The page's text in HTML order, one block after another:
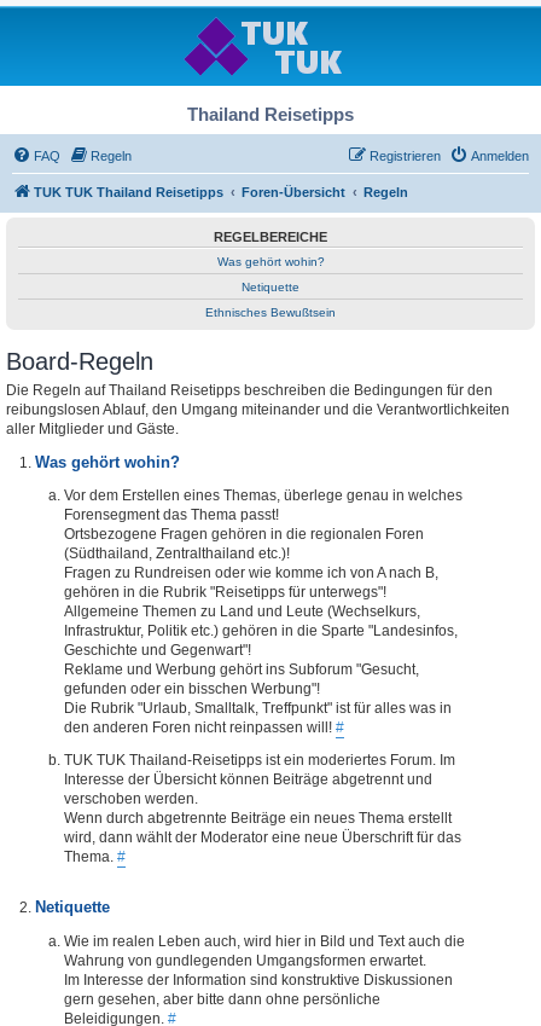
Thailand Reisetipps
FAQ Regeln Anmelden
Registrieren
TUK TUK Thailand Reisetipps Foren-Übersicht Regeln
REGELBEREICHE
Was gehört wohin?
Netiquette
Ethnisches Bewußtsein
Board-Regeln
Die Regeln auf Thailand Reisetipps beschreiben die Bedingungen für den
reibungslosen Ablauf, den Umgang miteinander und die Verantwortlichkeiten
aller Mitglieder und Gäste.
Was gehört wohin?
Vor dem Erstellen eines Themas, überlege genau in welches
Forensegment das Thema passt!
Ortsbezogene Fragen gehören in die regionalen Foren
(Südthailand, Zentralthailand etc.)!
Fragen zu Rundreisen oder wie komme ich von A nach B,
gehören in die Rubrik "Reisetipps für unterwegs"!
Allgemeine Themen zu Land und Leute (Wechselkurs,
Infrastruktur, Politik etc.) gehören in die Sparte "Landesinfos,
Geschichte und Gegenwart"!
Reklame und Werbung gehört ins Subforum "Gesucht,
gefunden oder ein bisschen Werbung"!
Die Rubrik "Urlaub, Smalltalk, Treffpunkt" ist für alles was in
den anderen Foren nicht reinpassen will! #
TUK TUK Thailand-Reisetipps ist ein moderiertes Forum. Im
Interesse der Übersicht können Beiträge abgetrennt und
verschoben werden.
Wenn durch abgetrennte Beiträge ein neues Thema erstellt
wird, dann wählt der Moderator eine neue Überschrift für das
Thema. #
Netiquette
Wie im realen Leben auch, wird hier in Bild und Text auch die
Wahrung von gundlegenden Umgangsformen erwartet.
Im Interesse der Information sind konstruktive Diskussionen
gern gesehen, aber bitte dann ohne persönliche
Beleidigungen. #